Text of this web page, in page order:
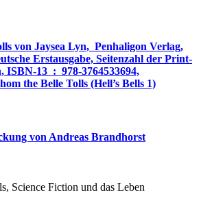
von Jaysea Lyn, ‎ Penhaligon Verlag,
Erstausgabe, Seitenzahl der Print-
: ‎ For Whom the Belle Tolls (Hell’s Bells 1)
von Andreas Brandhorst
Science Fiction und das Leben